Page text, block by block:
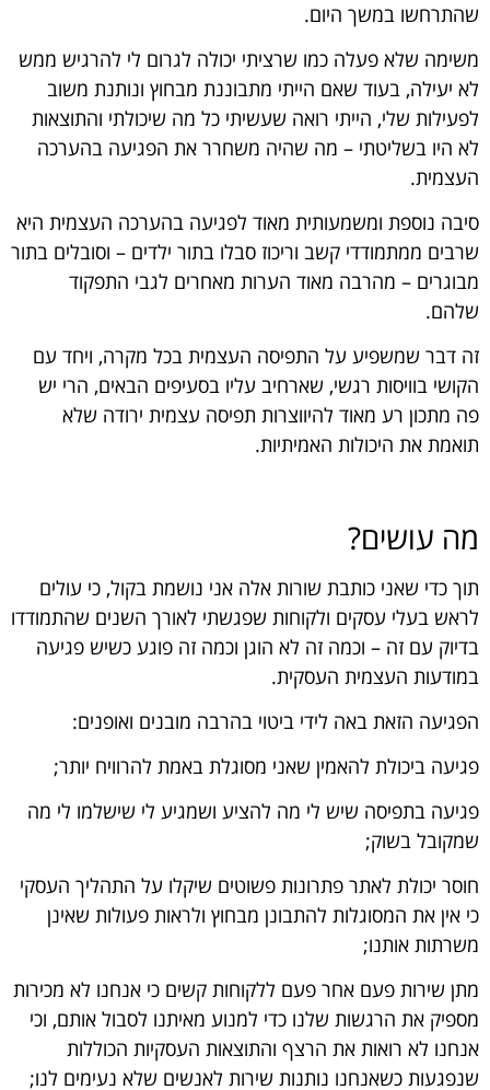
שהתרחשו במשך היום.
משימה שלא פעלה כמו שרציתי יכולה לגרום לי להרגיש ממש
לא יעילה, בעוד שאם הייתי מתבוננת מבחוץ ונותנת משוב
לפעילות שלי, הייתי רואה שעשיתי כל מה שיכולתי והתוצאות
לא היו בשליטתי – מה שהיה משחרר את הפגיעה בהערכה
העצמית.
סיבה נוספת ומשמעותית מאוד לפגיעה בהערכה העצמית היא
שרבים ממתמודדי קשב וריכוז סבלו בתור ילדים – וסובלים בתור
מבוגרים – מהרבה מאוד הערות מאחרים לגבי התפקוד
שלהם.
זה דבר שמשפיע על התפיסה העצמית בכל מקרה, ויחד עם
הקושי בוויסות רגשי, שארחיב עליו בסעיפים הבאים, הרי יש
פה מתכון רע מאוד להיווצרות תפיסה עצמית ירודה שלא
תואמת את היכולות האמיתיות.
מה עושים?
תוך כדי שאני כותבת שורות אלה אני נושמת בקול, כי עולים
לראש בעלי עסקים ולקוחות שפגשתי לאורך השנים שהתמודדו
בדיוק עם זה – וכמה זה לא הוגן וכמה זה פוגע כשיש פגיעה
במודעות העצמית העסקית.
הפגיעה הזאת באה לידי ביטוי בהרבה מובנים ואופנים:
פגיעה ביכולת להאמין שאני מסוגלת באמת להרוויח יותר;
פגיעה בתפיסה שיש לי מה להציע ושמגיע לי שישלמו לי מה
שמקובל בשוק;
חוסר יכולת לאתר פתרונות פשוטים שיקלו על התהליך העסקי
כי אין את המסוגלות להתבונן מבחוץ ולראות פעולות שאינן
משרתות אותנו;
מתן שירות פעם אחר פעם ללקוחות קשים כי אנחנו לא מכירות
מספיק את הרגשות שלנו כדי למנוע מאיתנו לסבול אותם, וכי
אנחנו לא רואות את הרצף והתוצאות העסקיות הכוללות
שנפגעות כשאנחנו נותנות שירות לאנשים שלא נעימים לנו;